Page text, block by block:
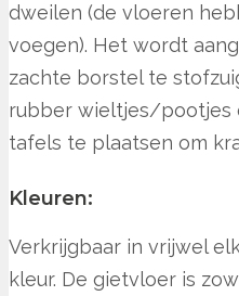
dweilen (de vloeren
voegen). Het wordt
zachte borstel te
rubber wieltjes/pootjes
tafels te plaatsen om
Kleuren:
Verkrijgbaar in vrijwel
kleur. De gietvloer is